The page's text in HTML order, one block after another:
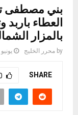
بني مصطفى
العطاء
بالمزار
by محرر الخليج يونيو 2, 2026
SHARE